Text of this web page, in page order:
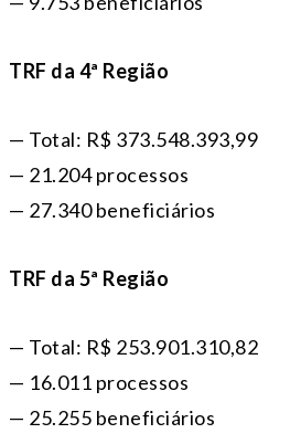
TRF da 4ª Região
— Total: R$ 373.548.393,99
— 21.204 processos
— 27.340 beneficiários
TRF da 5ª Região
— Total: R$ 253.901.310,82
— 16.011 processos
— 25.255 beneficiários